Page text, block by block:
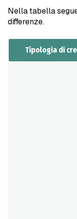
Nella tabella
differenze.
Tipologia di